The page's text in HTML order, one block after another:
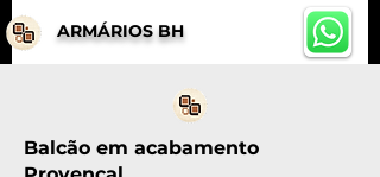
ARMÁRIOS BH
Balcão em acabamento